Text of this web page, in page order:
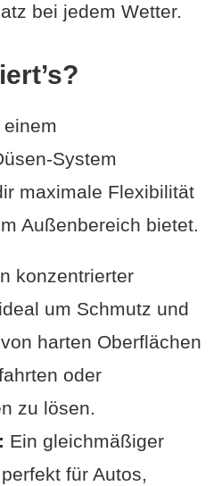
bei jedem Wetter.
System
maximale Flexibilität
Außenbereich bietet.
konzentrierter
um Schmutz und
harten Oberflächen
oder
zu lösen.
Ein gleichmäßiger
für Autos,